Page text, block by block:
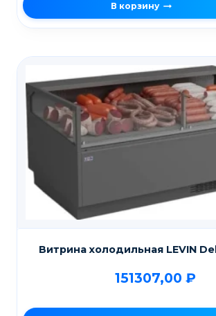
В корзину
Витрина холодильная LEVIN
151307,00 ₽